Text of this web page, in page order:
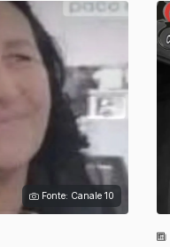
Fonte: Canale 10